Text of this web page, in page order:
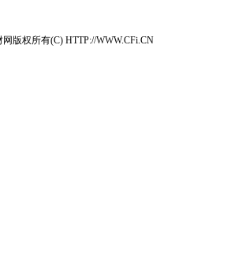
网版权所有(C) HTTP://WWW.CFi.CN